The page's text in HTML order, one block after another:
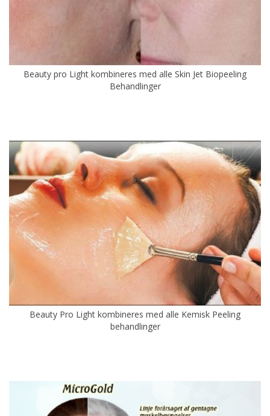
Beauty pro Light kombineres med alle Skin Jet Biopeeling
Behandlinger
Beauty Pro Light kombineres med alle Kemisk Peeling
behandlinger